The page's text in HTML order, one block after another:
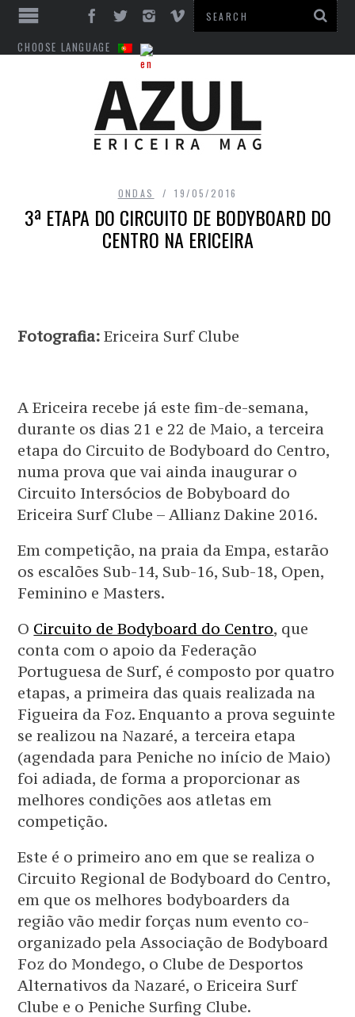
CHOOSE LANGUAGE
ONDAS 19/05/2016
3ª ETAPA DO CIRCUITO DE BODYBOARD DO
CENTRO NA ERICEIRA
Fotografia: Ericeira Surf Clube
A Ericeira recebe já este fim-de-semana,
durante os dias 21 e 22 de Maio, a terceira
etapa do Circuito de Bodyboard do Centro,
numa prova que vai ainda inaugurar o
Circuito Intersócios de Bobyboard do
Ericeira Surf Clube – Allianz Dakine 2016.
Em competição, na praia da Empa, estarão
os escalões Sub-14, Sub-16, Sub-18, Open,
Feminino e Masters.
O Circuito de Bodyboard do Centro, que
conta com o apoio da Federação
Portuguesa de Surf, é composto por quatro
etapas, a primeira das quais realizada na
Figueira da Foz. Enquanto a prova seguinte
se realizou na Nazaré, a terceira etapa
(agendada para Peniche no início de Maio)
foi adiada, de forma a proporcionar as
melhores condições aos atletas em
competição.
Este é o primeiro ano em que se realiza o
Circuito Regional de Bodyboard do Centro,
em que os melhores bodyboarders da
região vão medir forças num evento co-
organizado pela Associação de Bodyboard
Foz do Mondego, o Clube de Desportos
Alternativos da Nazaré, o Ericeira Surf
Clube e o Peniche Surfing Clube.